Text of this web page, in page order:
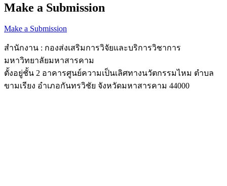
Make a Submission
Make a Submission
สำนักงาน : กองส่งเสริมการวิจัยและบริการวิชาการ
มหาวิทยาลัยมหาสารคาม
ตั้งอยู่ชั้น 2 อาคารศูนย์ความเป็นเลิศทางนวัตกรรมไหม ตำบล
ขามเรียง อำเภอกันทรวิชัย จังหวัดมหาสารคาม 44000